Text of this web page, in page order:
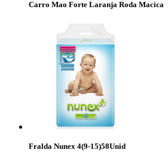
Carro Mao Forte Laranja Roda Macica
Fralda Nunex 4(9-15)58Unid